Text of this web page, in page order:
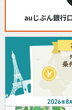
auじぶん銀行